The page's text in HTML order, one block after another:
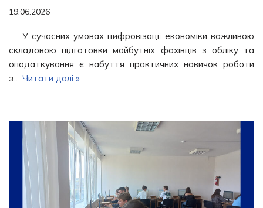
19.06.2026
У сучасних умовах цифровізації економіки важливою
складовою підготовки майбутніх фахівців з обліку та
оподаткування є набуття практичних навичок роботи
з… Читати далі »